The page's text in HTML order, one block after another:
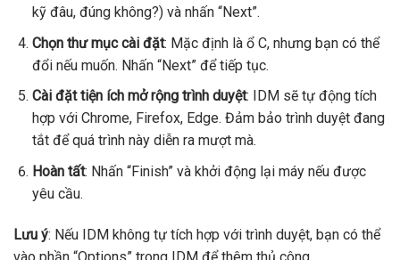
kỹ đâu, đúng không?) và nhấn “Next”.
Chọn thư mục cài đặt: Mặc định là ổ C, nhưng bạn có thể
đổi nếu muốn. Nhấn “Next” để tiếp tục.
Cài đặt tiện ích mở rộng trình duyệt: IDM sẽ tự động tích
hợp với Chrome, Firefox, Edge. Đảm bảo trình duyệt đang
tắt để quá trình này diễn ra mượt mà.
Hoàn tất: Nhấn “Finish” và khởi động lại máy nếu được
yêu cầu.
Lưu ý: Nếu IDM không tự tích hợp với trình duyệt, bạn có thể
vào phần “Options” trong IDM để thêm thủ công.